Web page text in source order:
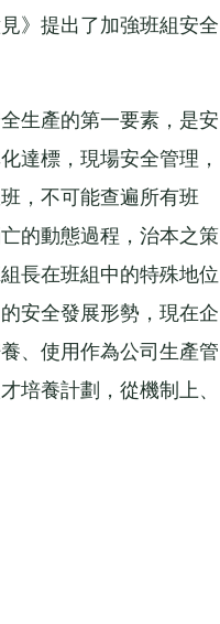
》提出了加強班組安全
生產的第一要素，是安
達標，現場安全管理，
，不可能查遍所有班
的動態過程，治本之策
長在班組中的特殊地位
安全發展形勢，現在企
、使用作為公司生產管
培養計劃，從機制上、